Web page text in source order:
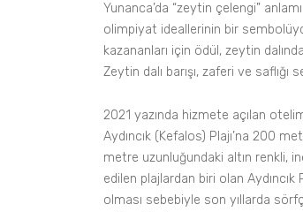
Yunanca’da “zeytin çelengi”
olimpiyat ideallerinin bir
kazananları için ödül, zeytin
Zeytin dalı barışı, zaferi ve saflığı
2021 yazında hizmete açılan
Aydıncık (Kefalos) Plajı’na 200
metre uzunluğundaki altın renkli,
edilen plajlardan biri olan Aydıncık
olması sebebiyle son yıllarda